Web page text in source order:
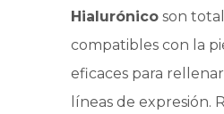
Hialurónico son
compatibles con la
eficaces para
líneas de expresión.